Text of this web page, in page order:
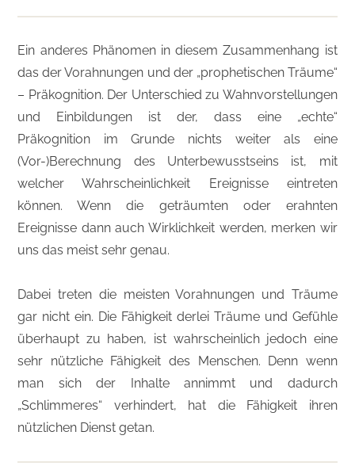
Ein anderes Phänomen in diesem Zusammenhang ist
das der Vorahnungen und der „prophetischen Träume“
– Präkognition. Der Unterschied zu Wahnvorstellungen
und Einbildungen ist der, dass eine „echte“
Präkognition im Grunde nichts weiter als eine
(Vor-)Berechnung des Unterbewusstseins ist, mit
welcher Wahrscheinlichkeit Ereignisse eintreten
können. Wenn die geträumten oder erahnten
Ereignisse dann auch Wirklichkeit werden, merken wir
uns das meist sehr genau.
Dabei treten die meisten Vorahnungen und Träume
gar nicht ein. Die Fähigkeit derlei Träume und Gefühle
überhaupt zu haben, ist wahrscheinlich jedoch eine
sehr nützliche Fähigkeit des Menschen. Denn wenn
man sich der Inhalte annimmt und dadurch
„Schlimmeres“ verhindert, hat die Fähigkeit ihren
nützlichen Dienst getan.